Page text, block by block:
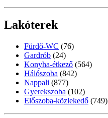
Lakóterek
Fürdő-WC (76)
Gardrób (24)
Konyha-étkező (564)
Hálószoba (842)
Nappali (877)
Gyerekszoba (102)
Előszoba-közlekedő (749)